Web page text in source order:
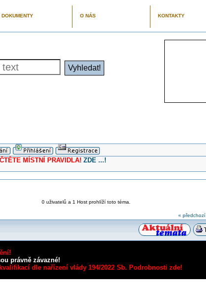
DOKUMENTY O NÁS KONTAKTY
MÍSTNÍ PRAVIDLA! ZDE ...!
0 uživatelů a 1 Host prohlíží toto téma.
« předchozí
právně závazné!
dle nařízení vlády 194/2022 Sb. Podrobnosti zde!